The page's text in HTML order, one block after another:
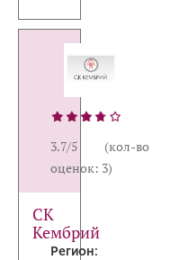
3.7/5 (кол-во
оценок: 3)
СК
Кембрий
Регион: